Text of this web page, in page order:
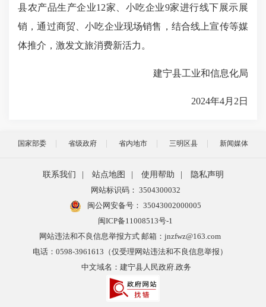
县农产品生产企业12家、小吃企业9家进行线下展示展
销，通过商贸、小吃企业现场销售，结合线上宣传等媒
体推介，激发文旅消费新活力。
建宁县工业和信息化局
2024年4月2日
国家部委 省级政府 省内地市 三明区县 新闻媒体
联系我们 站点地图 使用帮助
隐私声明
网站标识码： 3504300032
闽公网安备号： 35043002000005
闽ICP备11008513号-1
网站违法和不良信息举报方式 邮箱：jnzfwz@163.com
电话：0598-3961613（仅受理网站违法和不良信息举报）
中文域名：建宁县人民政府.政务